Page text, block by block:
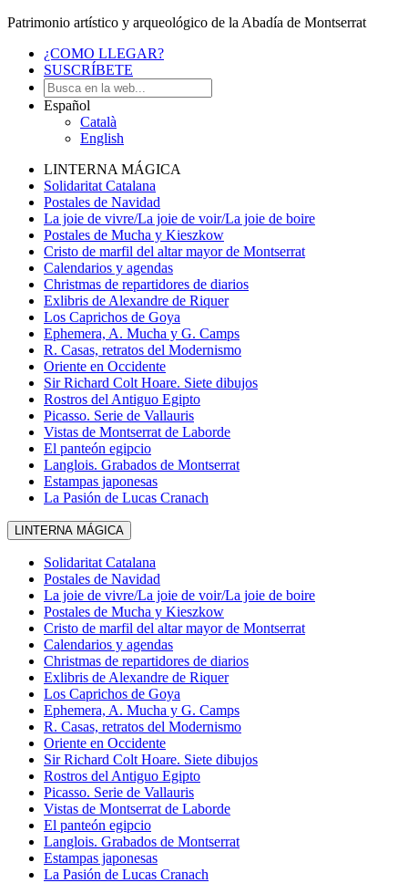
Patrimonio artístico y arqueológico de la Abadía de Montserrat
¿COMO LLEGAR?
SUSCRÍBETE
Español
Català
English
LINTERNA MÁGICA
Solidaritat Catalana
Postales de Navidad
La joie de vivre/La joie de voir/La joie de boire
Postales de Mucha y Kieszkow
Cristo de marfil del altar mayor de Montserrat
Calendarios y agendas
Christmas de repartidores de diarios
Exlibris de Alexandre de Riquer
Los Caprichos de Goya
Ephemera, A. Mucha y G. Camps
R. Casas, retratos del Modernismo
Oriente en Occidente
Sir Richard Colt Hoare. Siete dibujos
Rostros del Antiguo Egipto
Picasso. Serie de Vallauris
Vistas de Montserrat de Laborde
El panteón egipcio
Langlois. Grabados de Montserrat
Estampas japonesas
La Pasión de Lucas Cranach
LINTERNA MÁGICA
Solidaritat Catalana
Postales de Navidad
La joie de vivre/La joie de voir/La joie de boire
Postales de Mucha y Kieszkow
Cristo de marfil del altar mayor de Montserrat
Calendarios y agendas
Christmas de repartidores de diarios
Exlibris de Alexandre de Riquer
Los Caprichos de Goya
Ephemera, A. Mucha y G. Camps
R. Casas, retratos del Modernismo
Oriente en Occidente
Sir Richard Colt Hoare. Siete dibujos
Rostros del Antiguo Egipto
Picasso. Serie de Vallauris
Vistas de Montserrat de Laborde
El panteón egipcio
Langlois. Grabados de Montserrat
Estampas japonesas
La Pasión de Lucas Cranach